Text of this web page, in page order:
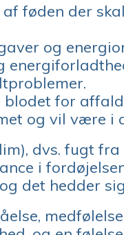
føden der
og
for
og vil være i
dvs. fugt
i
det hedder